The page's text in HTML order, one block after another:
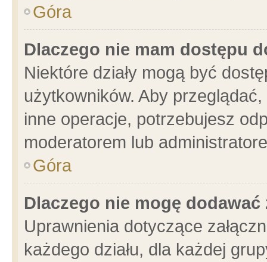
Góra
Dlaczego nie mam dostępu
Niektóre działy mogą być
użytkowników. Aby
inne operacje, potrzebujesz
moderatorem lub
Góra
Dlaczego nie mogę dodawać
Uprawnienia dotyczące
każdego działu, dla każdej